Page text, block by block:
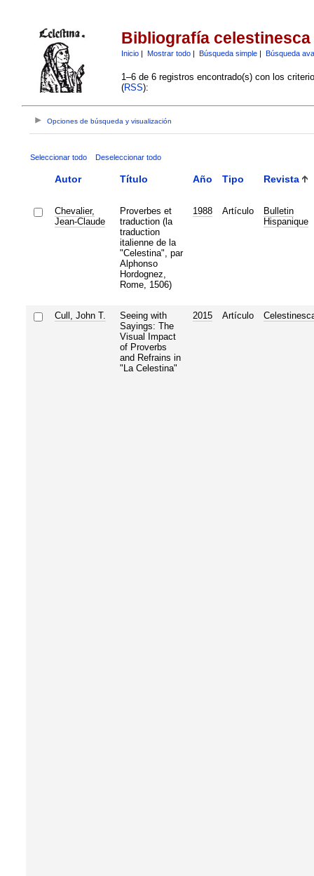
Bibliografía celestinesca
Inicio| Mostrar todo| Búsqueda simple| Búsqueda
1–6 de 6 registros encontrado(s) con los
(RSS):
Opciones de búsqueda y visualización
Seleccionar todo Deseleccionar todo
Autor Título Año Tipo Revista
Chevalier,
Jean-Claude
Proverbes et
traduction (la
traduction
italienne de la
"Celestina", par
Alphonso
Hordognez,
Rome, 1506)
1988 Artículo
Bulletin
Hispanique
Cull, John T.
Seeing with
Sayings: The
Visual Impact
of Proverbs
and Refrains in
"La Celestina"
2015 Artículo